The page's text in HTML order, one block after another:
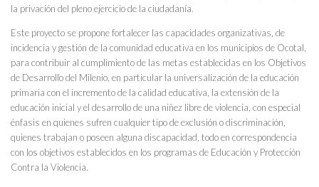
la privación del pleno ejercicio de la ciudadanía.
Este proyecto se propone fortalecer las capacidades organizativas, de
incidencia y gestión de la comunidad educativa en los municipios de Ocotal,
para contribuir al cumplimiento de las metas establecidas en los Objetivos
de Desarrollo del Milenio, en particular la universalización de la educación
primaria con el incremento de la calidad educativa, la extensión de la
educación inicial y el desarrollo de una niñez libre de violencia, con especial
énfasis en quienes sufren cualquier tipo de exclusión o discriminación,
quienes trabajan o poseen alguna discapacidad, todo en correspondencia
con los objetivos establecidos en los programas de Educación y Protección
Contra la Violencia.